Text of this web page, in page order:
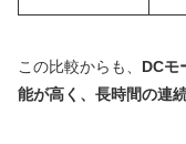
この比較からも、 DCモ
能が高く、長時間の連